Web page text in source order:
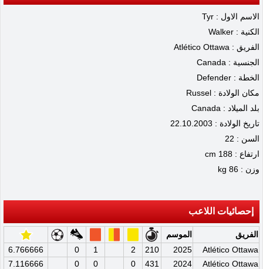
الاسم الاول : Tyr
الكنية : Walker
الفريق : Atlético Ottawa
الجنسية : Canada
الخطة : Defender
مكان الولادة : Russel
بلد الميلاد : Canada
تاريخ الولادة : 22.10.2003
السن : 22
ارتفاع : 188 cm
وزن : 86 kg
إحصائيات اللاعب
الفريق
الموسم
Atlético Ottawa
2025
210
2
1
0
6.766666
Atlético Ottawa
2024
431
0
0
0
7.116666